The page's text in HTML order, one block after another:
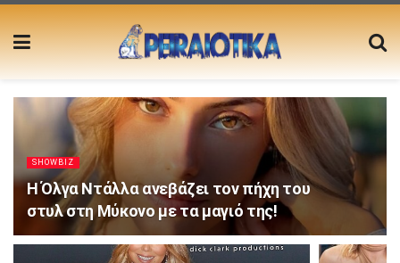
SHOWBIZ
Η Όλγα Ντάλλα ανεβάζει τον πήχη του
στυλ στη Μύκονο με τα μαγιό της!